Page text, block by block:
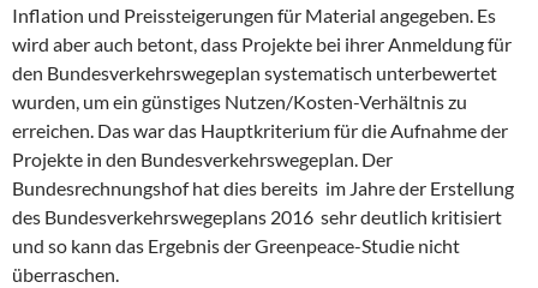
Inflation und Preissteigerungen für Material angegeben. Es
wird aber auch betont, dass Projekte bei ihrer Anmeldung für
den Bundesverkehrswegeplan systematisch unterbewertet
wurden, um ein günstiges Nutzen/Kosten-Verhältnis zu
erreichen. Das war das Hauptkriterium für die Aufnahme der
Projekte in den Bundesverkehrswegeplan. Der
Bundesrechnungshof hat dies bereits im Jahre der Erstellung
des Bundesverkehrswegeplans 2016 sehr deutlich kritisiert
und so kann das Ergebnis der Greenpeace-Studie nicht
überraschen.